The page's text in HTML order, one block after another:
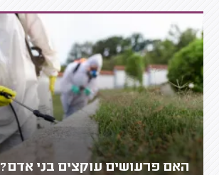
האם פרעושים עוקצים בני אדם?